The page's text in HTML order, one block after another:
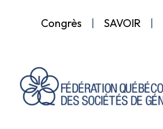
Congrès | SAVOIR |